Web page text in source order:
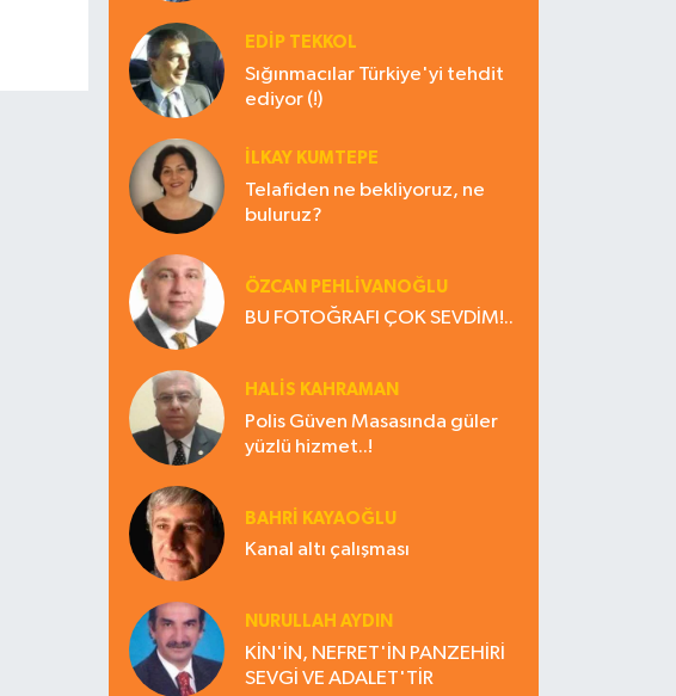
EDIP TEKKOL
Sığınmacılar Türkiye'yi tehdit
ediyor (!)
İLKAY KUMTEPE
Telafiden ne bekliyoruz, ne
buluruz?
ÖZCAN PEHLİVANOĞLU
BU FOTOĞRAFI ÇOK SEVDİM!..
HALIS KAHRAMAN
Polis Güven Masasında güler
yüzlü hizmet..!
BAHRI KAYAOĞLU
Kanal altı çalışması
NURULLAH AYDIN
KİN'İN, NEFRET'İN PANZEHİRİ
SEVGİ VE ADALET'TİR